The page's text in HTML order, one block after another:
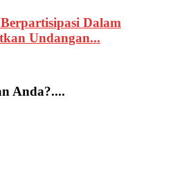
Dalam
Undangan...
Anda?....